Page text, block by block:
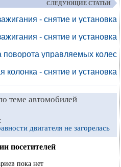
СЛЕДУЮЩИЕ СТАТЬИ
- снятие и установка
- снятие и установка
поворота управляемых колес
колонка - снятие и установка
теме автомобилей
двигателя не загорелась
посетителей
пока нет